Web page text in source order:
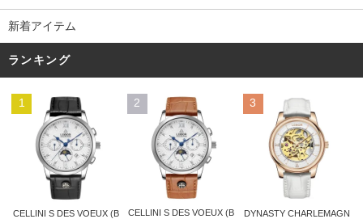
新着アイテム
ランキング
1
CELLINI S DES VOEUX (B
2
CELLINI S DES VOEUX (B
3
DYNASTY CHARLEMAGN